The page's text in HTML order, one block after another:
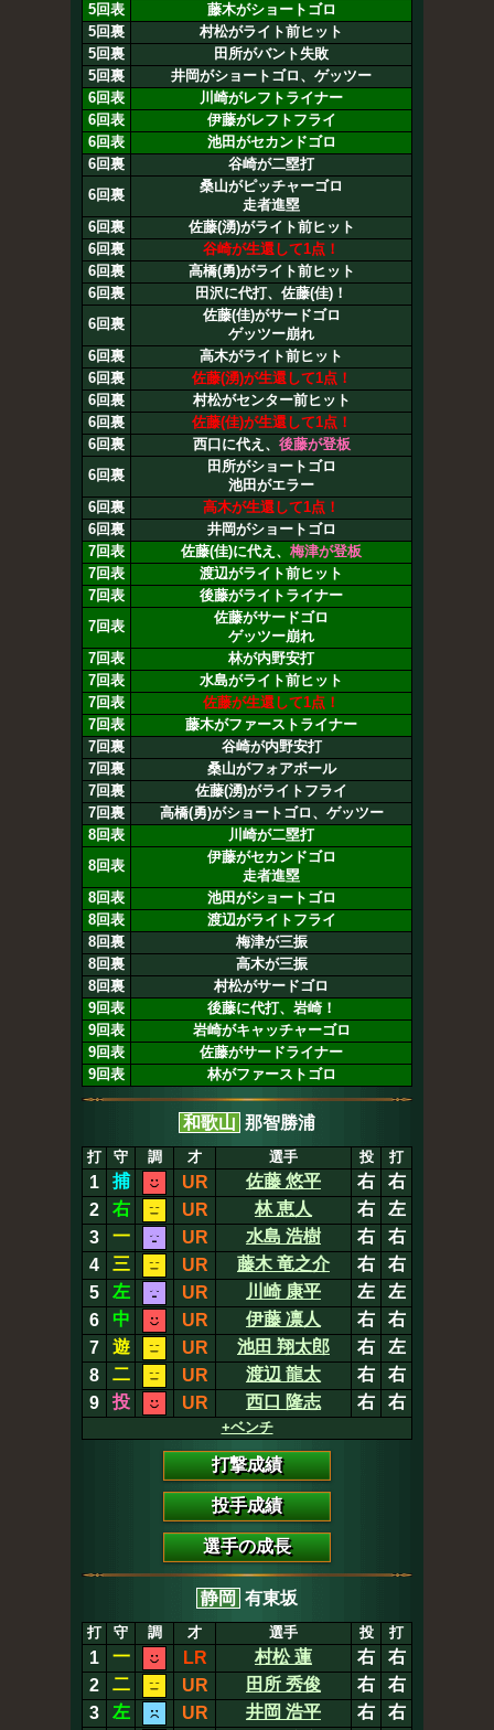
5回表
藤木がショートゴロ
5回裏
村松がライト前ヒット
5回裏
田所がバント失敗
5回裏
井岡がショートゴロ、ゲッツー
6回表
川崎がレフトライナー
6回表
伊藤がレフトフライ
6回表
池田がセカンドゴロ
6回裏
谷崎が二塁打
6回裏
桑山がピッチャーゴロ
走者進塁
6回裏
佐藤(湧)がライト前ヒット
6回裏
谷崎が生還して1点！
6回裏
高橋(勇)がライト前ヒット
6回裏
田沢に代打、佐藤(佳)！
6回裏
佐藤(佳)がサードゴロ
ゲッツー崩れ
6回裏
高木がライト前ヒット
6回裏
佐藤(湧)が生還して1点！
6回裏
村松がセンター前ヒット
6回裏
佐藤(佳)が生還して1点！
6回裏
西口に代え、 後藤が登板
6回裏
田所がショートゴロ
池田がエラー
6回裏
高木が生還して1点！
6回裏
井岡がショートゴロ
7回表
佐藤(佳)に代え、 梅津が登板
7回表
渡辺がライト前ヒット
7回表
後藤がライトライナー
7回表
佐藤がサードゴロ
ゲッツー崩れ
7回表
林が内野安打
7回表
水島がライト前ヒット
7回表
佐藤が生還して1点！
7回表
藤木がファーストライナー
7回裏
谷崎が内野安打
7回裏
桑山がフォアボール
7回裏
佐藤(湧)がライトフライ
7回裏
高橋(勇)がショートゴロ、ゲッツー
8回表
川崎が二塁打
8回表
伊藤がセカンドゴロ
走者進塁
8回表
池田がショートゴロ
8回表
渡辺がライトフライ
8回裏
梅津が三振
8回裏
高木が三振
8回裏
村松がサードゴロ
9回表
後藤に代打、岩崎！
9回表
岩崎がキャッチャーゴロ
9回表
佐藤がサードライナー
9回表
林がファーストゴロ
和歌山 那智勝浦
打 守 調 才 選手 投 打
1 捕 UR 佐藤 悠平 右
右
2
右 UR 林 恵人 右
左
3
一 UR 水島 浩樹 右
右
4
三 UR 藤木 竜之介 右
右
5
左 UR 川崎 康平 左
左
6
中 UR 伊藤 凛人 右
右
7
遊 UR 池田 翔太郎 右
左
8
二 UR 渡辺 龍太 右
右
9
投 UR 西口 隆志 右 右
+ベンチ
打撃成績
投手成績
選手の成長
静岡 有東坂
打 守 調 才 選手 投 打
1 一 LR 村松 蓮 右
右
2
二 UR 田所 秀俊 右
右
3
左 UR 井岡 浩平 右 右